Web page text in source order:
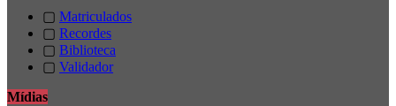
▢ Matriculados
▢ Recordes
▢ Biblioteca
▢ Validador
Mídias